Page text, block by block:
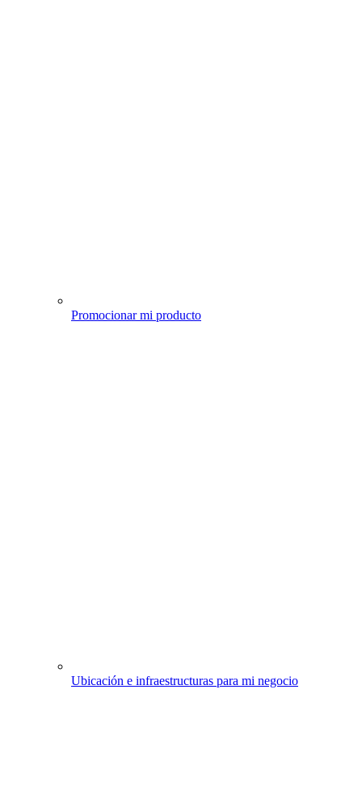
Promocionar mi producto
Ubicación e infraestructuras para mi negocio